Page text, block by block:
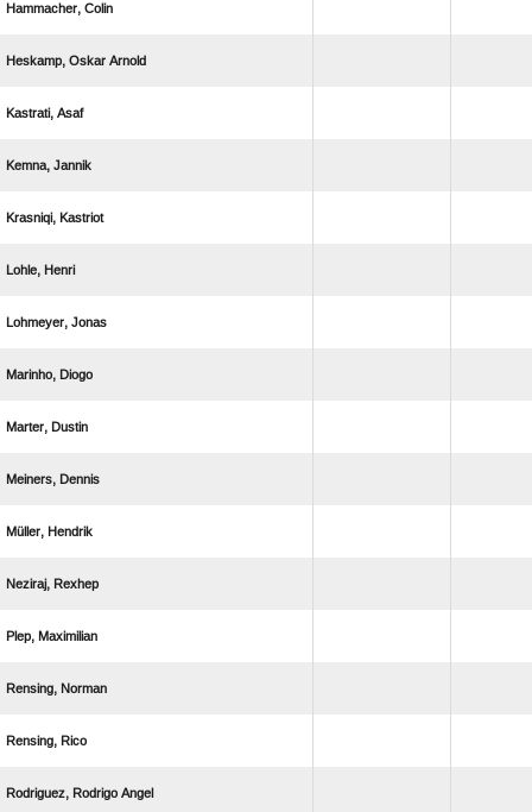
 
  
 
 
 
 
 
 
 
 
 
 
 
 
 
  